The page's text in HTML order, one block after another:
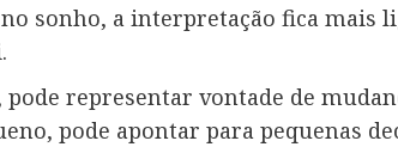
sonho, a interpretação fica mais
representar vontade de
pode apontar para pequenas